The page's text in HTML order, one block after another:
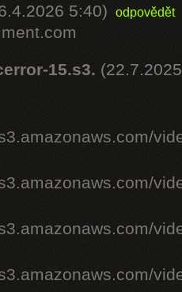
5:40) odpovědět
15.s3.